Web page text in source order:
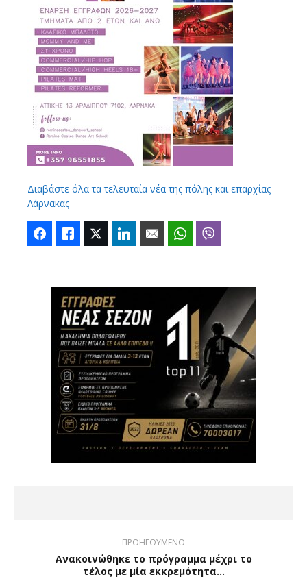
Διαβάστε όλα τα τελευταία νέα της πόλης και επαρχίας
Λάρνακας
FacebookLike Twitter LinkedIn Email WhatsApp
ΠΡΟΗΓΟΥΜΕΝΟ
Ανακοινώθηκε το πρόγραμμα μέχρι το
τέλος με μία εκκρεμότητα...